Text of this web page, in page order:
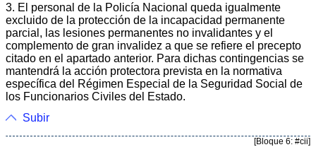
3. El personal de la Policía Nacional queda igualmente
excluido de la protección de la incapacidad permanente
parcial, las lesiones permanentes no invalidantes y el
complemento de gran invalidez a que se refiere el precepto
citado en el apartado anterior. Para dichas contingencias se
mantendrá la acción protectora prevista en la normativa
específica del Régimen Especial de la Seguridad Social de
los Funcionarios Civiles del Estado.
Subir
[Bloque 6: #cii]